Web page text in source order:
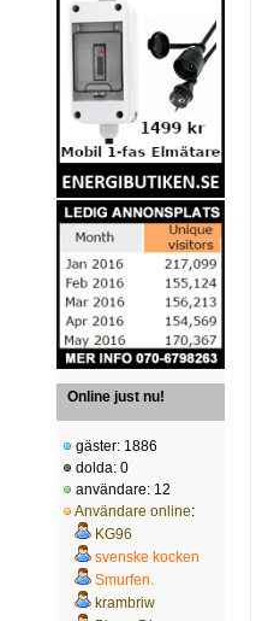
Online just nu!
gäster: 1886
dolda: 0
användare: 12
Användare online:
KG96
svenske kocken
Smurfen.
krambriw